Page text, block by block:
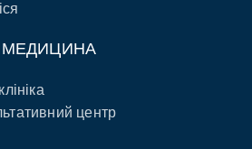
МЕДИЦИНА
центр